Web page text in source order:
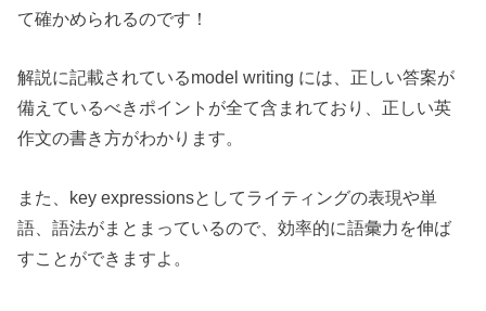
て確かめられるのです！
解説に記載されているmodel writing には、正しい答案が
備えているべきポイントが全て含まれており、正しい英
作文の書き方がわかります。
また、key expressionsとしてライティングの表現や単
語、語法がまとまっているので、効率的に語彙力を伸ば
すことができますよ。